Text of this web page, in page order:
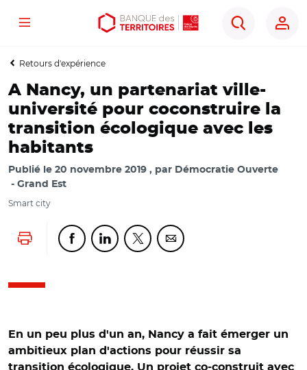
Aller
contenu
Aller
menu
Ouvrir
outils
Menu
Rechercher
Retours d'expérience
A Nancy, un partenariat ville-
université pour coconstruire la
transition écologique avec les
habitants
Publié le 20 novembre 2019 par Démocratie Ouverte
Grand Est
Smart city
Lancer l'impressionPartager cette page sur Facebook
Partager cette page sur Linkedin
Partager cette page sur Twitter
Partager cette page sur
En un peu plus d'un an, Nancy a fait émerger un
ambitieux plan d'actions pour réussir sa
transition écologique. Un projet co-construit avec